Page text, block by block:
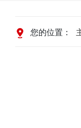
您的位置：